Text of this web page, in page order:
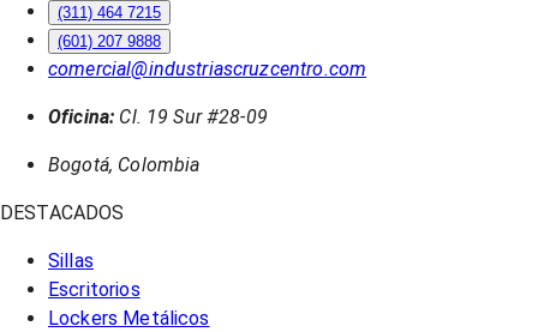
(311) 464 7215
(601) 207 9888
comercial@industriascruzcentro.com
Oficina: Cl. 19 Sur #28-09
Bogotá, Colombia
DESTACADOS
Sillas
Escritorios
Lockers Metálicos